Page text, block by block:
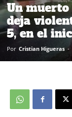
Un
deja
5, en el
Por Cristian Higueras -